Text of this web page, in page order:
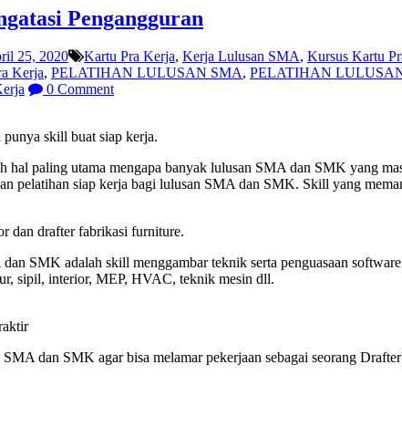
Pengangguran
25, 2020 Kartu Pra Kerja, Kerja Lulusan SMA, Kursus Kartu
Kerja, PELATIHAN LULUSAN SMA, PELATIHAN
0 Comment
skill buat siap kerja.
paling utama mengapa banyak lulusan SMA dan SMK yang
pelatihan siap kerja bagi lulusan SMA dan SMK. Skill yang
dan drafter fabrikasi furniture.
SMK adalah skill menggambar teknik serta penguasaan
sipil, interior, MEP, HVAC, teknik mesin dll.
dan SMK agar bisa melamar pekerjaan sebagai seorang